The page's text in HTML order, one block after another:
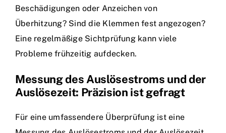
Beschädigungen oder Anzeichen von
Überhitzung? Sind die Klemmen fest angezogen?
Eine regelmäßige Sichtprüfung kann viele
Probleme frühzeitig aufdecken.
Messung des Auslösestroms und der
Auslösezeit: Präzision ist gefragt
Für eine umfassendere Überprüfung ist eine